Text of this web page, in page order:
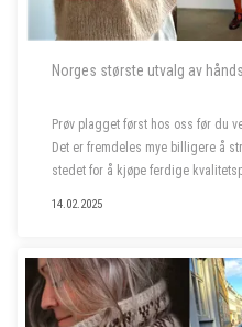
Norges største utvalg av
Prøv plagget først hos oss før du
Det er fremdeles mye billigere å
stedet for å kjøpe ferdige
14.02.2025